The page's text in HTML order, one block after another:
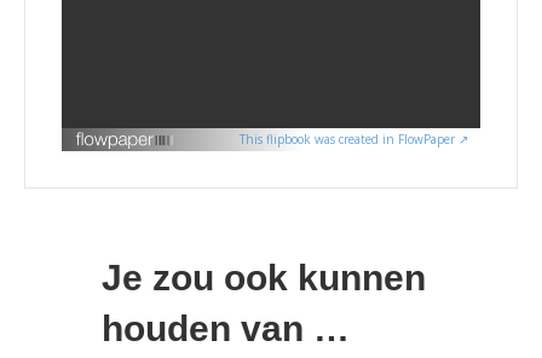
This flipbook was created in FlowPaper ↗
Je zou ook kunnen
houden van …